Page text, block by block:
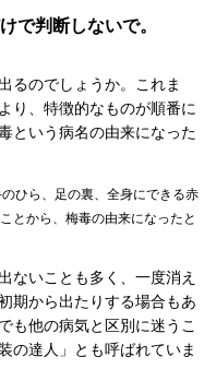
で判断しないで。
るのでしょうか。これま
り、特徴的なものが順番に
という病名の由来になった
ひら、足の裏、全身にできる赤
とから、梅毒の由来になったと
ないことも多く、一度消え
期から出たりする場合もあ
も他の病気と区別に迷うこ
の達人」とも呼ばれていま